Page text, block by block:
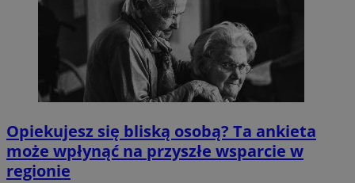
Opiekujesz się bliską osobą? Ta ankieta
może wpłynąć na przyszłe wsparcie w
regionie